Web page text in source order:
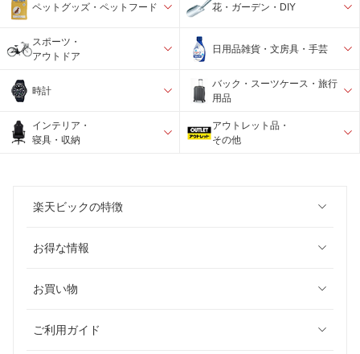
ペットグッズ・ペットフード 花・ガーデン・DIY
スポーツ・
アウトドア
日用品雑貨・文房具・手芸
時計
バック・スーツケース・旅行
用品
インテリア・
寝具・収納
アウトレット品・
その他
楽天ビックの特徴
お得な情報
お買い物
ご利用ガイド